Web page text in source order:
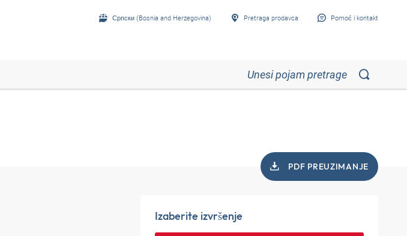
Српски (Bosnia and Herzegovina) Pretraga prodavca Pomoć i kontakt
PDF PREUZIMANJE
Izaberite izvršenje